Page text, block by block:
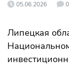
05.06.2026 0
Липецкая